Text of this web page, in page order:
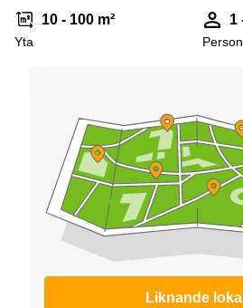
10 - 100 m²
Yta
1
Liknande